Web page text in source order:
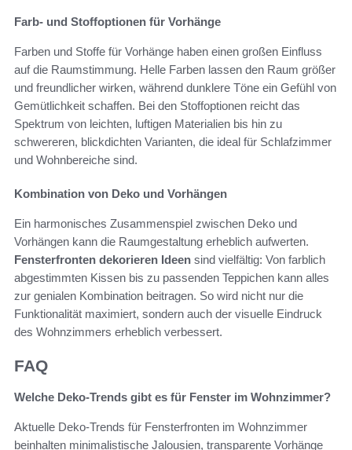
Farb- und Stoffoptionen für Vorhänge
Farben und Stoffe für Vorhänge haben einen großen Einfluss
auf die Raumstimmung. Helle Farben lassen den Raum größer
und freundlicher wirken, während dunklere Töne ein Gefühl von
Gemütlichkeit schaffen. Bei den Stoffoptionen reicht das
Spektrum von leichten, luftigen Materialien bis hin zu
schwereren, blickdichten Varianten, die ideal für Schlafzimmer
und Wohnbereiche sind.
Kombination von Deko und Vorhängen
Ein harmonisches Zusammenspiel zwischen Deko und
Vorhängen kann die Raumgestaltung erheblich aufwerten.
Fensterfronten dekorieren Ideen sind vielfältig: Von farblich
abgestimmten Kissen bis zu passenden Teppichen kann alles
zur genialen Kombination beitragen. So wird nicht nur die
Funktionalität maximiert, sondern auch der visuelle Eindruck
des Wohnzimmers erheblich verbessert.
FAQ
Welche Deko-Trends gibt es für Fenster im Wohnzimmer?
Aktuelle Deko-Trends für Fensterfronten im Wohnzimmer
beinhalten minimalistische Jalousien, transparente Vorhänge